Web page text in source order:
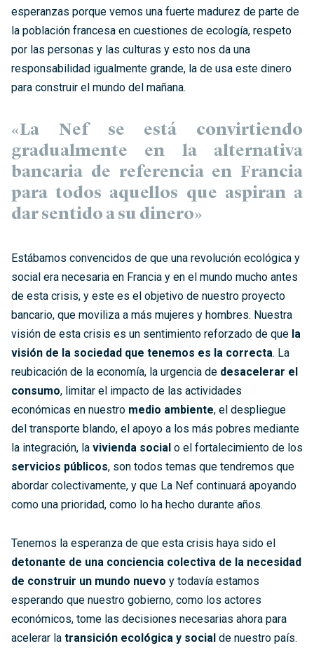
esperanzas porque vemos una fuerte madurez de parte de
la población francesa en cuestiones de ecología, respeto
por las personas y las culturas y esto nos da una
responsabilidad igualmente grande, la de usa este dinero
para construir el mundo del mañana.
«La Nef se está convirtiendo
gradualmente en la alternativa
bancaria de referencia en Francia
para todos aquellos que aspiran a
dar sentido a su dinero»
Estábamos convencidos de que una revolución ecológica y
social era necesaria en Francia y en el mundo mucho antes
de esta crisis, y este es el objetivo de nuestro proyecto
bancario, que moviliza a más mujeres y hombres. Nuestra
visión de esta crisis es un sentimiento reforzado de que la
visión de la sociedad que tenemos es la correcta. La
reubicación de la economía, la urgencia de desacelerar el
consumo, limitar el impacto de las actividades
económicas en nuestro medio ambiente, el despliegue
del transporte blando, el apoyo a los más pobres mediante
la integración, la vivienda social o el fortalecimiento de los
servicios públicos, son todos temas que tendremos que
abordar colectivamente, y que La Nef continuará apoyando
como una prioridad, como lo ha hecho durante años.
Tenemos la esperanza de que esta crisis haya sido el
detonante de una conciencia colectiva de la necesidad
de construir un mundo nuevo y todavía estamos
esperando que nuestro gobierno, como los actores
económicos, tome las decisiones necesarias ahora para
acelerar la transición ecológica y social de nuestro país.